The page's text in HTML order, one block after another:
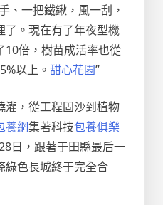
、一把鐵鍬，風一刮，
了。現在有了年夜型機
10倍，樹苗成活率也從
以上。 甜心花園”
灌，從工程固沙到植物
養網集著科技包養俱樂
日，跟著于田縣最后一
綠色長城終于完全合